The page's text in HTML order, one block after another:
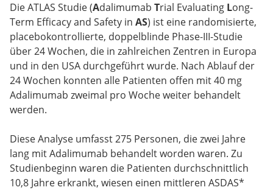
Die ATLAS Studie (Adalimumab Trial Evaluating Long-
Term Efficacy and Safety in AS) ist eine randomisierte,
placebokontrollierte, doppelblinde Phase-III-Studie
über 24 Wochen, die in zahlreichen Zentren in Europa
und in den USA durchgeführt wurde. Nach Ablauf der
24 Wochen konnten alle Patienten offen mit 40 mg
Adalimumab zweimal pro Woche weiter behandelt
werden.
Diese Analyse umfasst 275 Personen, die zwei Jahre
lang mit Adalimumab behandelt worden waren. Zu
Studienbeginn waren die Patienten durchschnittlich
10,8 Jahre erkrankt, wiesen einen mittleren ASDAS*